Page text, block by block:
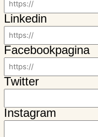
Linkedin
Facebookpagina
Twitter
Instagram